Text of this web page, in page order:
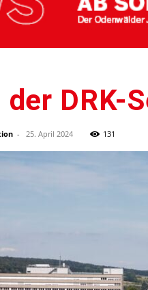
DRK-
- 25. April 2024 131